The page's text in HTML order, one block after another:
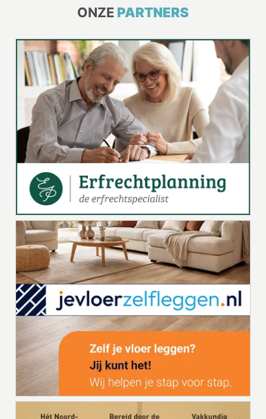
ONZE PARTNERS